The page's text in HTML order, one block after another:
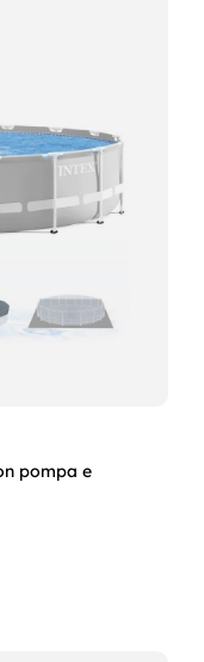
pompa e